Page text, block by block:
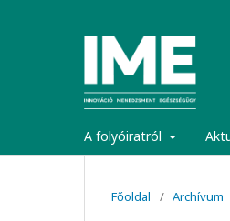
A folyóiratról
Főoldal / Archívum